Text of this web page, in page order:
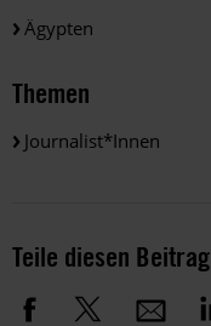
Ägypten
Themen
Journalist*innen
Teile diesen Beitrag